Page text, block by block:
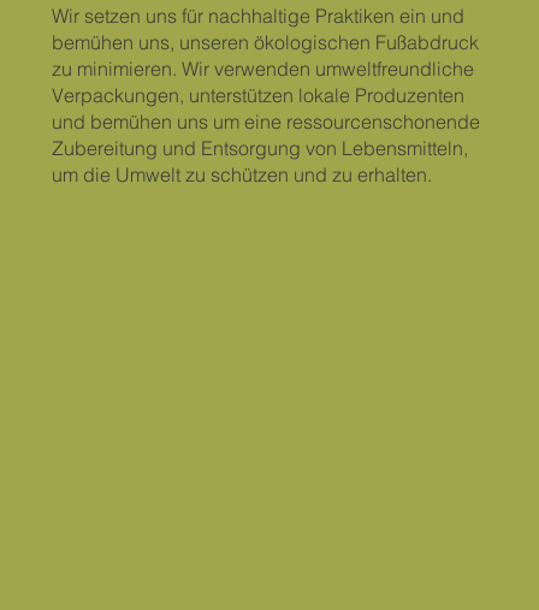
Wir setzen uns für nachhaltige Praktiken ein und
bemühen uns, unseren ökologischen Fußabdruck
zu minimieren. Wir verwenden umweltfreundliche
Verpackungen, unterstützen lokale Produzenten
und bemühen uns um eine ressourcenschonende
Zubereitung und Entsorgung von Lebensmitteln,
um die Umwelt zu schützen und zu erhalten.